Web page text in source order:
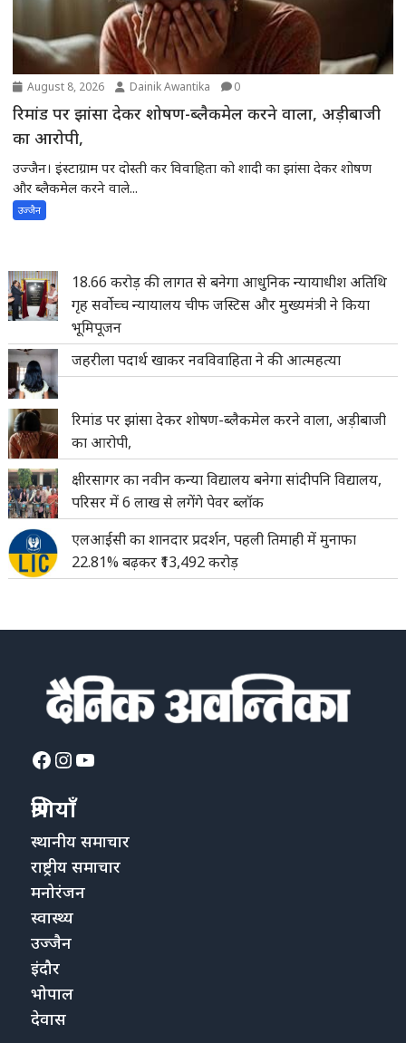
August 8, 2026 Dainik Awantika 0
रिमांड पर झांसा देकर शोषण-ब्लैकमेल करने वाला, अड़ीबाजी
का आरोपी,
उज्जैन। इंस्टाग्राम पर दोस्ती कर विवाहिता को शादी का झांसा देकर शोषण
और ब्लैकमेल करने वाले...
उज्जैन
18.66 करोड़ की लागत से बनेगा आधुनिक न्यायाधीश अतिथि
गृह सर्वोच्च न्यायालय चीफ जस्टिस और मुख्यमंत्री ने किया
भूमिपूजन
जहरीला पदार्थ खाकर नवविवाहिता ने की आत्महत्या
रिमांड पर झांसा देकर शोषण-ब्लैकमेल करने वाला, अड़ीबाजी
का आरोपी,
क्षीरसागर का नवीन कन्या विद्यालय बनेगा सांदीपनि विद्यालय,
परिसर में 6 लाख से लगेंगे पेवर ब्लॉक
एलआईसी का शानदार प्रदर्शन, पहली तिमाही में मुनाफा
22.81% बढ़कर ₹13,492 करोड़
Facebook
Instagram
YouTube
श्रेणियाँ
स्थानीय समाचार
राष्ट्रीय समाचार
मनोरंजन
स्वास्थ्य
उज्जैन
इंदौर
भोपाल
देवास